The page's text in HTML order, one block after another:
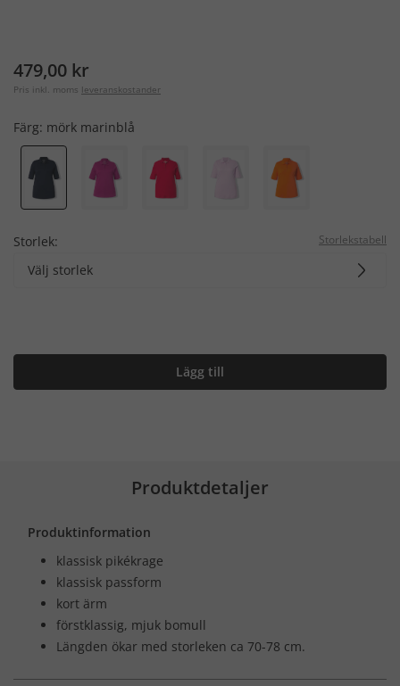
479,00 kr
Pris inkl. moms leveranskostander
Färg: mörk marinblå
Storlek: Storlekstabell
Välj storlek
Lägg till
Produktdetaljer
Produktinformation
klassisk pikékrage
klassisk passform
kort ärm
förstklassig, mjuk bomull
Längden ökar med storleken ca 70-78 cm.